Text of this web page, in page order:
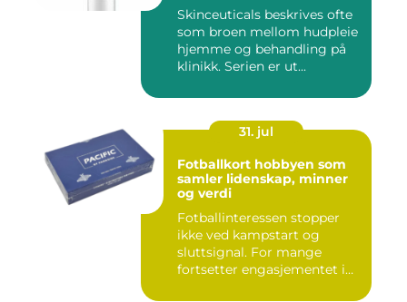
Skinceuticals beskrives ofte
som broen mellom hudpleie
hjemme og behandling på
klinikk. Serien er ut...
31. jul
Fotballkort hobbyen som
samler lidenskap, minner
og verdi
Fotballinteressen stopper
ikke ved kampstart og
sluttsignal. For mange
fortsetter engasjementet i